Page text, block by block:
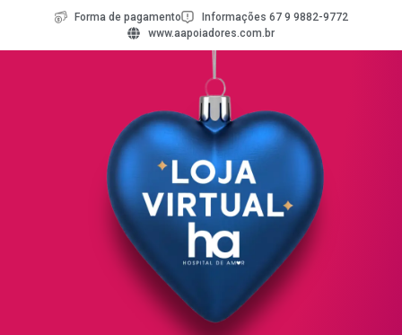
Forma de pagamento
Informações 67 9 9882-9772
www.aapoiadores.com.br